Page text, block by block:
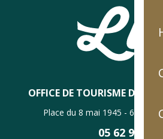
OFFICE DE TOURISME DE
Place du 8 mai 1945 - 65120
05 62 92 30 30